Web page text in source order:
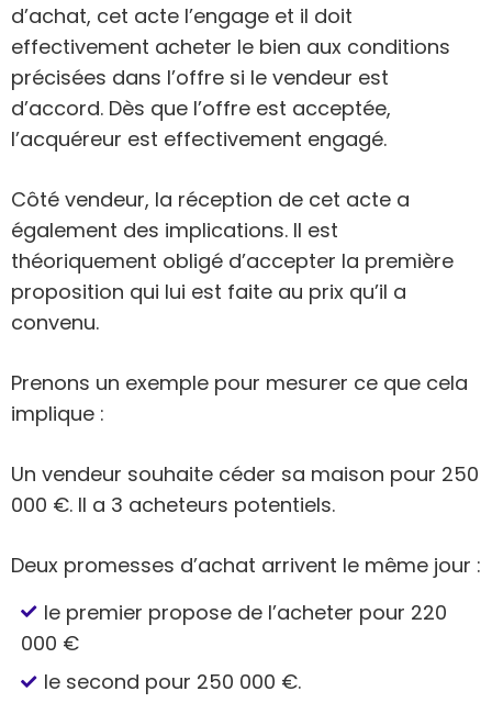
d’achat, cet acte l’engage et il doit
effectivement acheter le bien aux conditions
précisées dans l’offre si le vendeur est
d’accord. Dès que l’offre est acceptée,
l’acquéreur est effectivement engagé.
Côté vendeur, la réception de cet acte a
également des implications. Il est
théoriquement obligé d’accepter la première
proposition qui lui est faite au prix qu’il a
convenu.
Prenons un exemple pour mesurer ce que cela
implique :
Un vendeur souhaite céder sa maison pour 250
000 €. Il a 3 acheteurs potentiels.
Deux promesses d’achat arrivent le même jour :
le premier propose de l’acheter pour 220
000 €
le second pour 250 000 €.